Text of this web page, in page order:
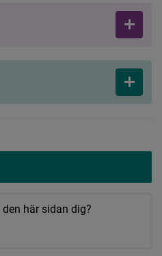
här sidan dig?